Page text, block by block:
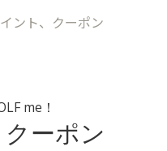
ント、クーポン
me！
ーポン